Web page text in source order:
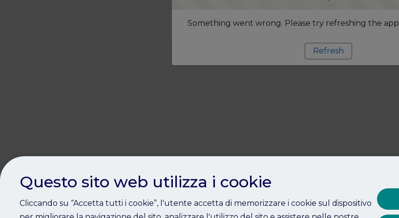
Something went wrong. Please try refreshing the app
Refresh
Questo sito web utilizza i cookie
Cliccando su “Accetta tutti i cookie”, l'utente accetta di memorizzare i cookie sul dispositivo